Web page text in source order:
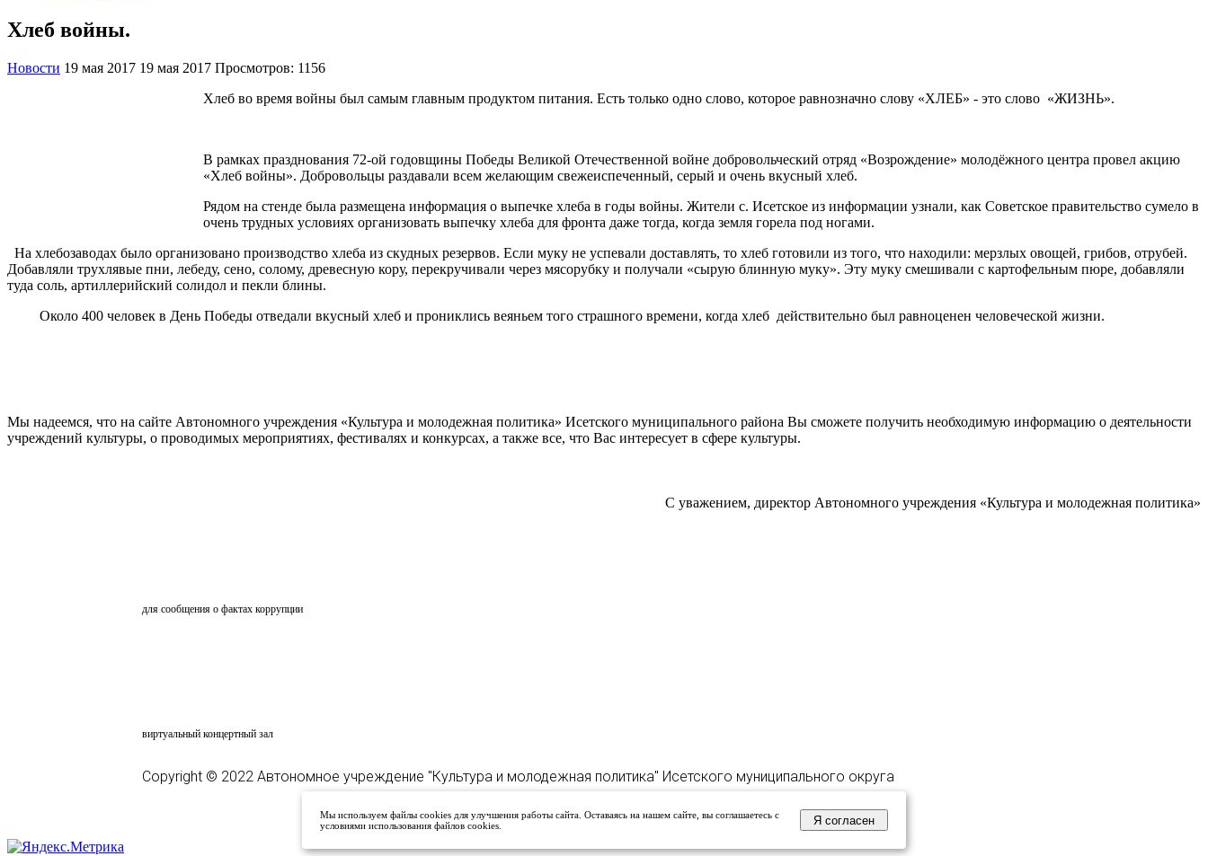
Хлеб войны.
Новости 19 мая 2017 19 мая 2017 Просмотров: 1156
Хлеб во время войны был самым главным продуктом питания. Есть только одно слово, которое равнозначно слову «ХЛЕБ» - это слово «ЖИЗНЬ».
В рамках празднования 72-ой годовщины Победы Великой Отечественной войне добровольческий отряд «Возрождение» молодёжного центра провел акцию
«Хлеб войны». Добровольцы раздавали всем желающим свежеиспеченный, серый и очень вкусный хлеб.
Рядом на стенде была размещена информация о выпечке хлеба в годы войны. Жители с. Исетское из информации узнали, как Советское правительство сумело в
очень трудных условиях организовать выпечку хлеба для фронта даже тогда, когда земля горела под ногами.
На хлебозаводах было организовано производство хлеба из скудных резервов. Если муку не успевали доставлять, то хлеб готовили из того, что находили: мерзлых овощей, грибов, отрубей.
Добавляли трухлявые пни, лебеду, сено, солому, древесную кору, перекручивали через мясорубку и получали «сырую блинную муку». Эту муку смешивали с картофельным пюре, добавляли
туда соль, артиллерийский солидол и пекли блины.
Около 400 человек в День Победы отведали вкусный хлеб и прониклись веяньем того страшного времени, когда хлеб действительно был равноценен человеческой жизни.
Мы надеемся, что на сайте Автономного учреждения «Культура и молодежная политика» Исетского муниципального района Вы сможете получить необходимую информацию о деятельности
учреждений культуры, о проводимых мероприятиях, фестивалях и конкурсах, а также все, что Вас интересует в сфере культуры.
С уважением, директор Автономного учреждения «Культура и молодежная политика»
для сообщения о фактах коррупции
виртуальный концертный зал
Copyright © 2022 Автономное учреждение "Культура и молодежная политика" Исетского муниципального округа
Мы используем файлы cookies для улучшения работы сайта. Оставаясь на нашем сайте, вы соглашаетесь с
условиями использования файлов cookies.
Я согласен